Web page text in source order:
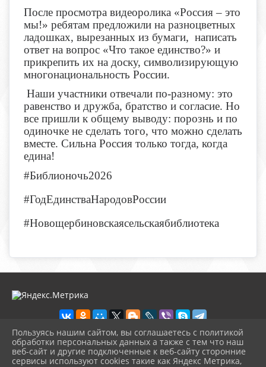
После просмотра видеоролика «Россия – это
мы!» ребятам предложили на разноцветных
ладошках, вырезанных из бумаги, написать
ответ на вопрос «Что такое единство?» и
прикрепить их на доску, символизирующую
многонациональность России.
Наши участники отвечали по-разному: это
равенство и дружба, братство и согласие. Но
все пришли к общему выводу: порознь и по
одиночке не сделать того, что можно сделать
вместе. Сильна Россия только тогда, когда
едина!
#Библионочь2026
#ГодЕдинстваНародовРоссии
#Новощербиновскаясельскаябиблиотека
2026 г. novosb.sherbok.ru
Пользуясь нашим сайтом, вы соглашаетесь с политикой
обработки персональных данных а также с тем что наш
веб-сайт и другие подключенные к веб-сайту сторонние
сервисы используют cookies такие как Яндекс Метрика,